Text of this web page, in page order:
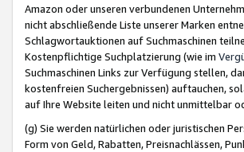
Amazon oder unseren verbundenen
nicht abschließende Liste unserer Marken
Schlagwortauktionen auf Suchmaschinen
Kostenpflichtige Suchplatzierung (wie im
Suchmaschinen Links zur Verfügung stellen,
kostenfreien Suchergebnissen) auftauchen,
auf Ihre Website leiten und nicht unmittelbar
(g) Sie werden natürlichen oder juristischen
Form von Geld, Rabatten, Preisnachlässen,